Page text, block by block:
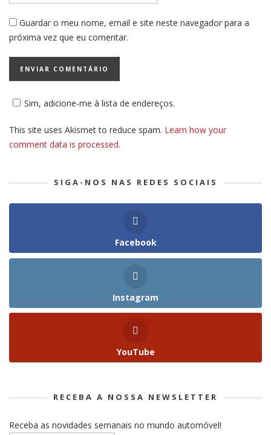
Guardar o meu nome, email e site neste navegador para a
próxima vez que eu comentar.
Sim, adicione-me à lista de endereços.
This site uses Akismet to reduce spam. Learn how your
comment data is processed.
SIGA-NOS NAS REDES SOCIAIS
Facebook
Instagram
YouTube
RECEBA A NOSSA NEWSLETTER
Receba as novidades semanais no mundo automóvel!